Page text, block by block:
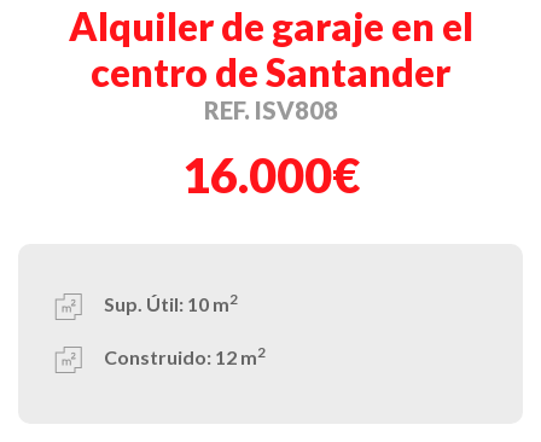
Alquiler de garaje en el
centro de Santander
REF. ISV808
16.000€
Sup. Útil: 10 m2
Construido: 12 m2